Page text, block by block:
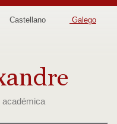
Castellano Galego
académica